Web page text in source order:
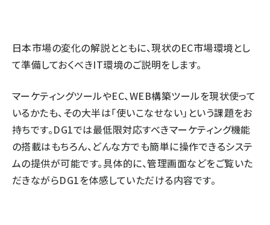
日本市場の変化の解説とともに、現状のEC市場環境とし
て準備しておくべきIT環境のご説明をします。
マーケティングツールやEC、WEB構築ツールを現状使って
いるかたも、その大半は「使いこなせない」という課題をお
持ちです。DG1では最低限対応すべきマーケティング機能
の搭載はもちろん、どんな方でも簡単に操作できるシステ
ムの提供が可能です。具体的に、管理画面などをご覧いた
だきながらDG1を体感していただける内容です。